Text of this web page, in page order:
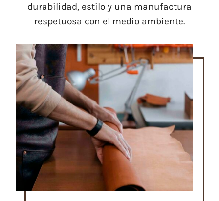
durabilidad, estilo y una manufactura
respetuosa con el medio ambiente.